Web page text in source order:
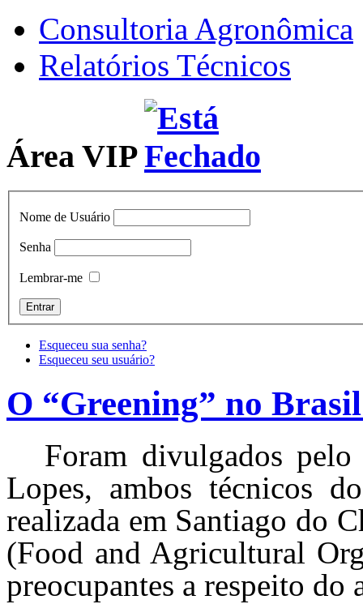
Consultoria Agronômica
Relatórios Técnicos
Área VIP
Nome de Usuário
Senha
Lembrar-me
Esqueceu sua senha?
Esqueceu seu usuário?
O “Greening” no
Foram divulgados
Lopes, ambos técnicos
realizada em Santiago do
(Food and Agricultural
preocupantes a respeito do